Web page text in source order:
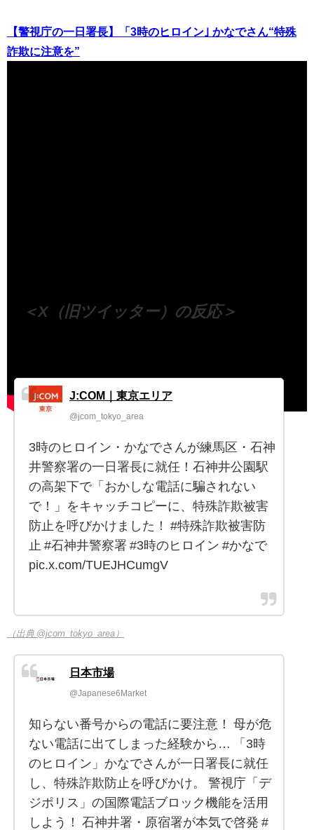
【警視庁の一日署長】「3時のヒロイン｣ かなでさん“特殊
詐欺に注意を”
＜X（旧ツイッター）の反応＞
J:COM｜東京エリア
@jcom_tokyo_area
3時のヒロイン・かなでさんが練馬区・石神
井警察署の一日署長に就任！石神井公園駅
の高架下で「おかしな電話に騙されない
で！」をキャッチコピーに、特殊詐欺被害
防止を呼びかけました！ #特殊詐欺被害防
止 #石神井警察署 #3時のヒロイン #かなで
pic.x.com/TUEJHCumgV
（出典 @jcom_tokyo_area）
日本市場
@Japanese6Market
知らない番号からの電話に要注意！ 母が危
ない電話に出てしまった経験から… 「3時
のヒロイン」かなでさんが一日署長に就任
し、特殊詐欺防止を呼びかけ。 警視庁「デ
ジポリス」の国際電話ブロック機能を活用
しよう！ 石神井署・原宿署が本気で啓発 #